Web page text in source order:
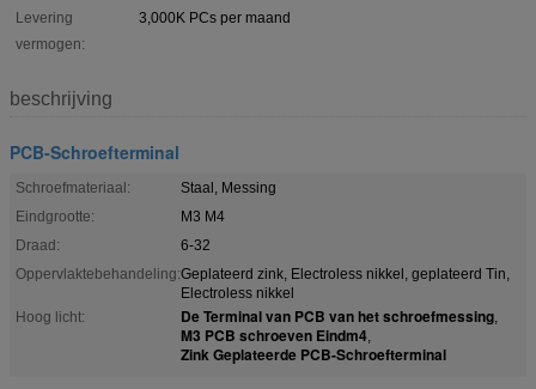
Levering
vermogen:
3,000K PCs per maand
beschrijving
PCB-Schroefterminal
Schroefmateriaal:
Staal, Messing
Eindgrootte:
M3 M4
Draad:
6-32
Oppervlaktebehandeling:Geplateerd zink, Electroless nikkel, geplateerd Tin,
Electroless nikkel
Hoog licht:
De Terminal van PCB van het schroefmessing,
M3 PCB schroeven Eindm4,
Zink Geplateerde PCB-Schroefterminal